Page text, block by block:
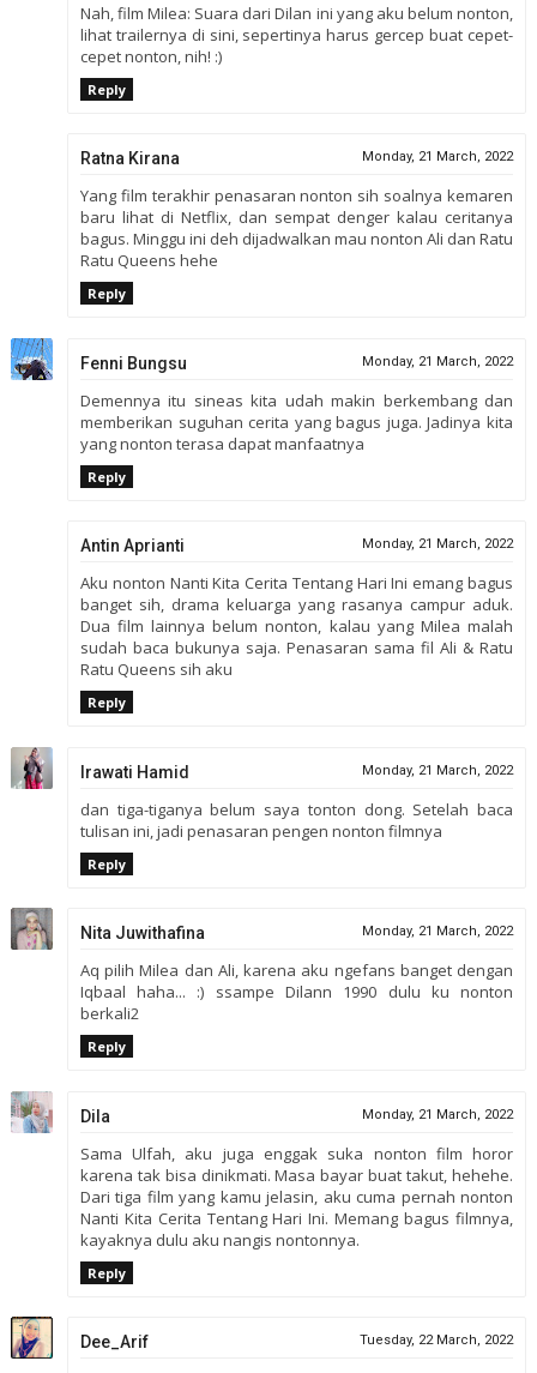
Nah, film Milea: Suara dari Dilan ini yang aku belum nonton,
lihat trailernya di sini, sepertinya harus gercep buat cepet-
cepet nonton, nih! :)
Reply
Ratna Kirana Monday, 21 March, 2022
Yang film terakhir penasaran nonton sih soalnya kemaren
baru lihat di Netflix, dan sempat denger kalau ceritanya
bagus. Minggu ini deh dijadwalkan mau nonton Ali dan Ratu
Ratu Queens hehe
Reply
Fenni Bungsu Monday, 21 March, 2022
Demennya itu sineas kita udah makin berkembang dan
memberikan suguhan cerita yang bagus juga. Jadinya kita
yang nonton terasa dapat manfaatnya
Reply
Antin Aprianti Monday, 21 March, 2022
Aku nonton Nanti Kita Cerita Tentang Hari Ini emang bagus
banget sih, drama keluarga yang rasanya campur aduk.
Dua film lainnya belum nonton, kalau yang Milea malah
sudah baca bukunya saja. Penasaran sama fil Ali & Ratu
Ratu Queens sih aku
Reply
Irawati Hamid Monday, 21 March, 2022
dan tiga-tiganya belum saya tonton dong. Setelah baca
tulisan ini, jadi penasaran pengen nonton filmnya
Reply
Nita Juwithafina Monday, 21 March, 2022
Aq pilih Milea dan Ali, karena aku ngefans banget dengan
Iqbaal haha... :) ssampe Dilann 1990 dulu ku nonton
berkali2
Reply
Dila Monday, 21 March, 2022
Sama Ulfah, aku juga enggak suka nonton film horor
karena tak bisa dinikmati. Masa bayar buat takut, hehehe.
Dari tiga film yang kamu jelasin, aku cuma pernah nonton
Nanti Kita Cerita Tentang Hari Ini. Memang bagus filmnya,
kayaknya dulu aku nangis nontonnya.
Reply
Dee_Arif Tuesday, 22 March, 2022